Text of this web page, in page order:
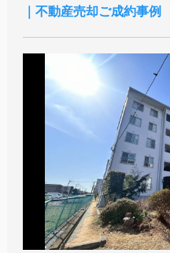
｜不動産売却ご成約事例